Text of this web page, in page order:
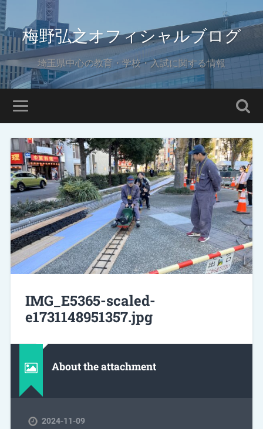
梅野弘之オフィシャルブログ
埼玉県中心の教育・学校・入試に関する情報
IMG_E5365-scaled-
e1731148951357.jpg
About the attachment
2024-11-09